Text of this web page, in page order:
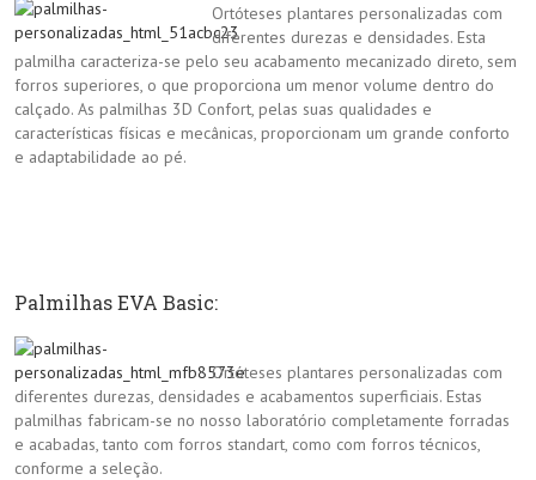
Ortóteses plantares personalizadas com
diferentes durezas e densidades. Esta
palmilha caracteriza-se pelo seu acabamento mecanizado direto, sem
forros superiores, o que proporciona um menor volume dentro do
calçado. As palmilhas 3D Confort, pelas suas qualidades e
características físicas e mecânicas, proporcionam um grande conforto
e adaptabilidade ao pé.
Palmilhas EVA Basic:
Ortóteses plantares personalizadas com
diferentes durezas, densidades e acabamentos superficiais. Estas
palmilhas fabricam-se no nosso laboratório completamente forradas
e acabadas, tanto com forros standart, como com forros técnicos,
conforme a seleção.